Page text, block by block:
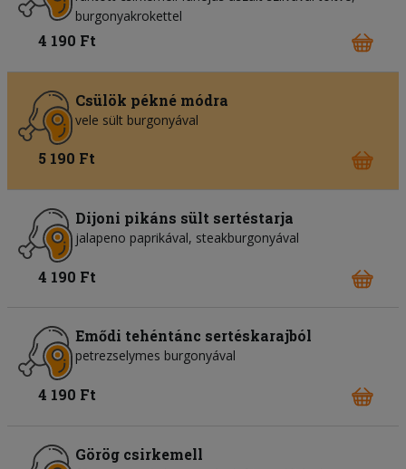
burgonyakrokettel
4 190 Ft
Csülök pékné módra
vele sült burgonyával
5 190 Ft
Dijoni pikáns sült sertéstarja
jalapeno paprikával, steakburgonyával
4 190 Ft
Emődi tehéntánc sertéskarajból
petrezselymes burgonyával
4 190 Ft
Görög csirkemell